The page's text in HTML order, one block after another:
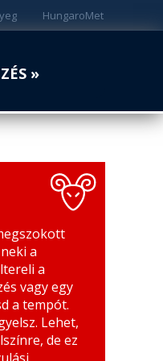
HungaroMet
»
a
a
vagy egy
a tempót.
Lehet,
de ez